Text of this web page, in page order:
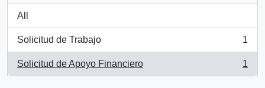
All
Solicitud de Trabajo
, 1 results
1
Solicitud de Apoyo Financiero
, 1 results
1